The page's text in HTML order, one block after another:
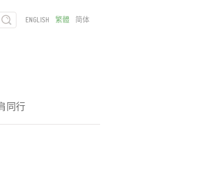
同行
ENGLISH 繁體 简体